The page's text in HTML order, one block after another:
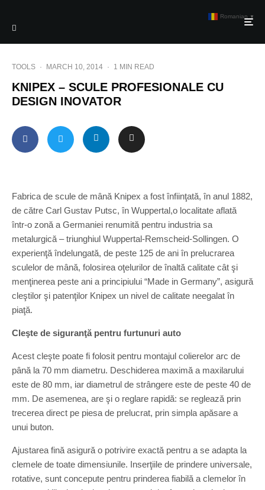
TOOLS · MARCH 10, 2014 · 1 MIN READ
KNIPEX – SCULE PROFESIONALE CU
DESIGN INOVATOR
Fabrica de scule de mână Knipex a fost înfiinţată, în anul 1882,
de către Carl Gustav Putsc, în Wuppertal,o localitate aflată
într-o zonă a Germaniei renumită pentru industria sa
metalurgică – triunghiul Wuppertal-Remscheid-Sollingen. O
experienţă îndelungată, de peste 125 de ani în prelucrarea
sculelor de mână, folosirea oţelurilor de înaltă calitate cât şi
menţinerea peste ani a principiului “Made in Germany”, asigură
cleştilor şi patenţilor Knipex un nivel de calitate neegalat în
piaţă.
Cleşte de siguranţă pentru furtunuri auto
Acest cleşte poate fi folosit pentru montajul colierelor arc de
până la 70 mm diametru. Deschiderea maximă a maxilarului
este de 80 mm, iar diametrul de strângere este de peste 40 de
mm. De asemenea, are şi o reglare rapidă: se reglează prin
trecerea direct pe piesa de prelucrat, prin simpla apăsare a
unui buton.
Ajustarea fină asigură o potrivire exactă pentru a se adapta la
clemele de toate dimensiunile. Inserţiile de prindere universale,
rotative, sunt concepute pentru prinderea fiabilă a clemelor în
Romanian ▼